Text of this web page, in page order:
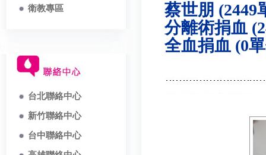
衛教專區
台北聯絡中心
新竹聯絡中心
台中聯絡中心
蔡世朋 (2449
分離術捐血
全血捐血 (0